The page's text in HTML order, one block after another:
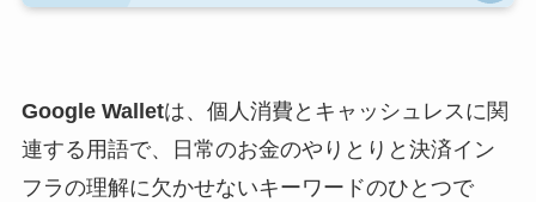
Google Walletは、個人消費とキャッシュレスに関
連する用語で、日常のお金のやりとりと決済イン
フラの理解に欠かせないキーワードのひとつで